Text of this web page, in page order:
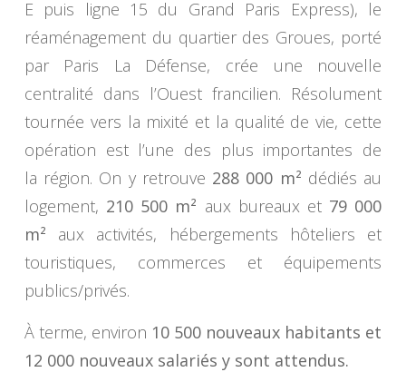
E puis ligne 15 du Grand Paris Express), le
réaménagement du quartier des Groues, porté
par Paris La Défense, crée une nouvelle
centralité dans l’Ouest francilien. Résolument
tournée vers la mixité et la qualité de vie, cette
opération est l’une des plus importantes de
la région. On y retrouve 288 000 m² dédiés au
logement, 210 500 m² aux bureaux et 79 000
m² aux activités, hébergements hôteliers et
touristiques, commerces et équipements
publics/privés.
À terme, environ 10 500 nouveaux habitants et
12 000 nouveaux salariés y sont attendus.